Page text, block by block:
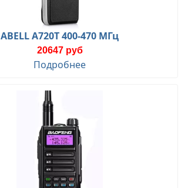
ABELL A720T 400-470 МГц
20647 руб
Подробнее